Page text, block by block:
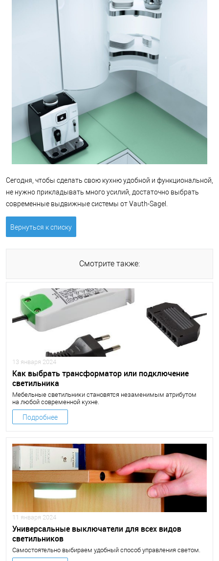
Сегодня, чтобы сделать свою кухню удобной и функциональной,
не нужно прикладывать много усилий, достаточно выбрать
современные выдвижные системы от Vauth-Sagel.
Вернуться к списку
Смотрите также:
13 января 2024
Как выбрать трансформатор или подключение
светильника
Мебельные светильники становятся незаменимым атрибутом
на любой современной кухне.
Подробнее
11 января 2024
Универсальные выключатели для всех видов
светильников
Самостоятельно выбираем удобный способ управления светом.